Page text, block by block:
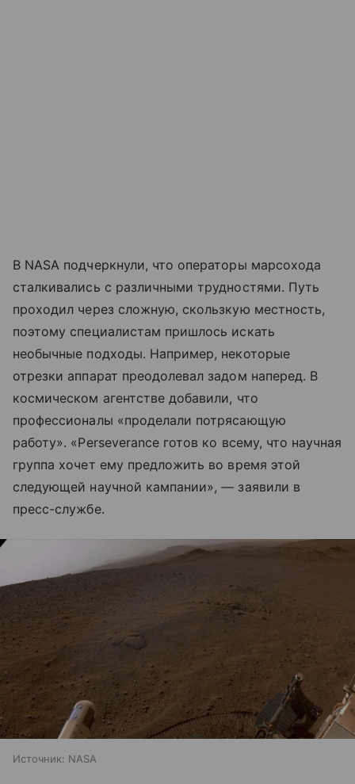
В NASA подчеркнули, что операторы марсохода
сталкивались с различными трудностями. Путь
проходил через сложную, скользкую местность,
поэтому специалистам пришлось искать
необычные подходы. Например, некоторые
отрезки аппарат преодолевал задом наперед. В
космическом агентстве добавили, что
профессионалы «проделали потрясающую
работу». «Perseverance готов ко всему, что научная
группа хочет ему предложить во время этой
следующей научной кампании», — заявили в
пресс-службе.
Источник: NASA